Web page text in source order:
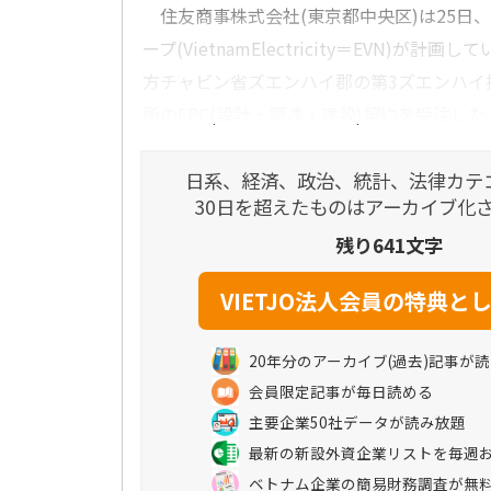
住友商事株式会社(東京都中央区)は25日
ープ(VietnamElectricity＝EVN)が計画して
日系、経済、政治、統計、法律カ
30日を超えたものはアーカイブ化
残り641文字
20年分のアーカイブ(過去)記事が
会員限定記事が毎日読める
主要企業50社データが読み放題
最新の新設外資企業リストを毎週
ベトナム企業の簡易財務調査が無